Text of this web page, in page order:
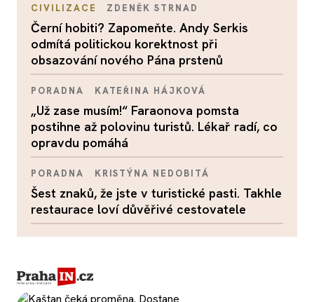
CIVILIZACE ZDENĚK STRNAD
Černí hobiti? Zapomeňte. Andy Serkis
odmítá politickou korektnost při
obsazování nového Pána prstenů
PORADNA KATEŘINA HÁJKOVÁ
„Už zase musím!“ Faraonova pomsta
postihne až polovinu turistů. Lékař radí, co
opravdu pomáhá
PORADNA KRISTÝNA NEDOBITÁ
Šest znaků, že jste v turistické pasti. Takhle
restaurace loví důvěřivé cestovatele